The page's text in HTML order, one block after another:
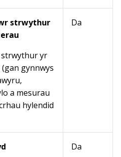
strwythur
strwythur yr
gynnwys
a mesurau
hylendid
Da
Da